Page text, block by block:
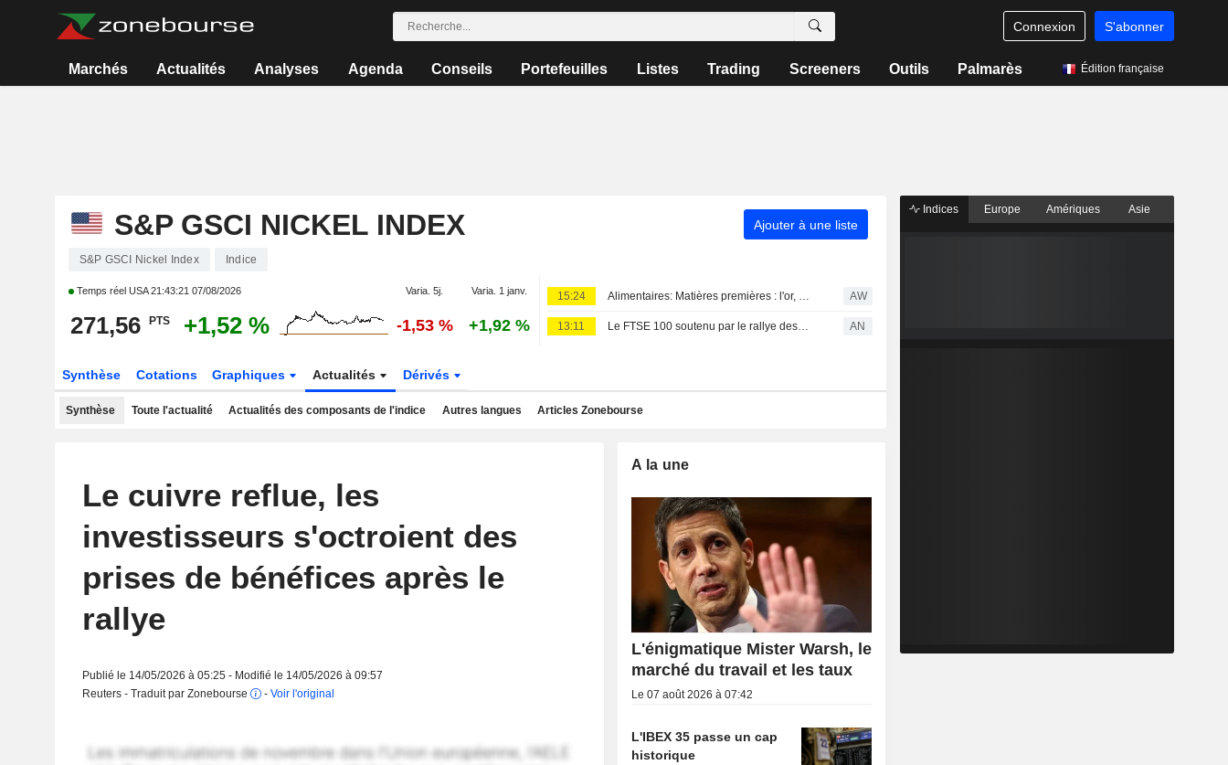
Connexion S'abonner
Marchés Actualités Analyses Agenda Conseils Portefeuilles Listes Trading Screeners Outils Palmarès Édition française
S&P GSCI NICKEL INDEX Ajouter à une liste
S&P GSCI Nickel Index Indice
Temps réel USA21:43:21 07/08/2026 Varia. 5j. Varia. 1 janv.
271,56 PTS +1,52 % -1,53 % +1,92 %
15:24 Alimentaires: Matières premières : l'or, le cuivre et le sucre grimpent AW
13:11 Le FTSE 100 soutenu par le rallye des métaux AN
Synthèse Cotations Graphiques Actualités Dérivés
Synthèse Toute l'actualité Actualités des composants de l'indice Autres langues Articles Zonebourse
Le cuivre reflue, les
investisseurs s'octroient des
prises de bénéfices après le
rallye
Publié le 14/05/2026 à 05:25 - Modifié le 14/05/2026 à 09:57
Reuters - Traduit par Zonebourse
- Voir l'original
A la une
L'énigmatique Mister Warsh, le
marché du travail et les taux
Le 07 août 2026 à 07:42
L'IBEX 35 passe un cap
historique
Indices Europe Amériques Asie